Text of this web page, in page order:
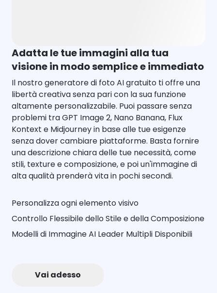
Adatta le tue immagini alla tua
visione in modo semplice e immediato
Il nostro generatore di foto AI gratuito ti offre una
libertà creativa senza pari con la sua funzione
altamente personalizzabile. Puoi passare senza
problemi tra GPT Image 2, Nano Banana, Flux
Kontext e Midjourney in base alle tue esigenze
senza dover cambiare piattaforme. Basta fornire
una descrizione chiara delle tue necessità, come
stili, texture e composizione, e poi un'immagine di
alta qualità prenderà vita in pochi secondi.
Personalizza ogni elemento visivo
Controllo Flessibile dello Stile e della Composizione
Modelli di Immagine AI Leader Multipli Disponibili
Vai adesso